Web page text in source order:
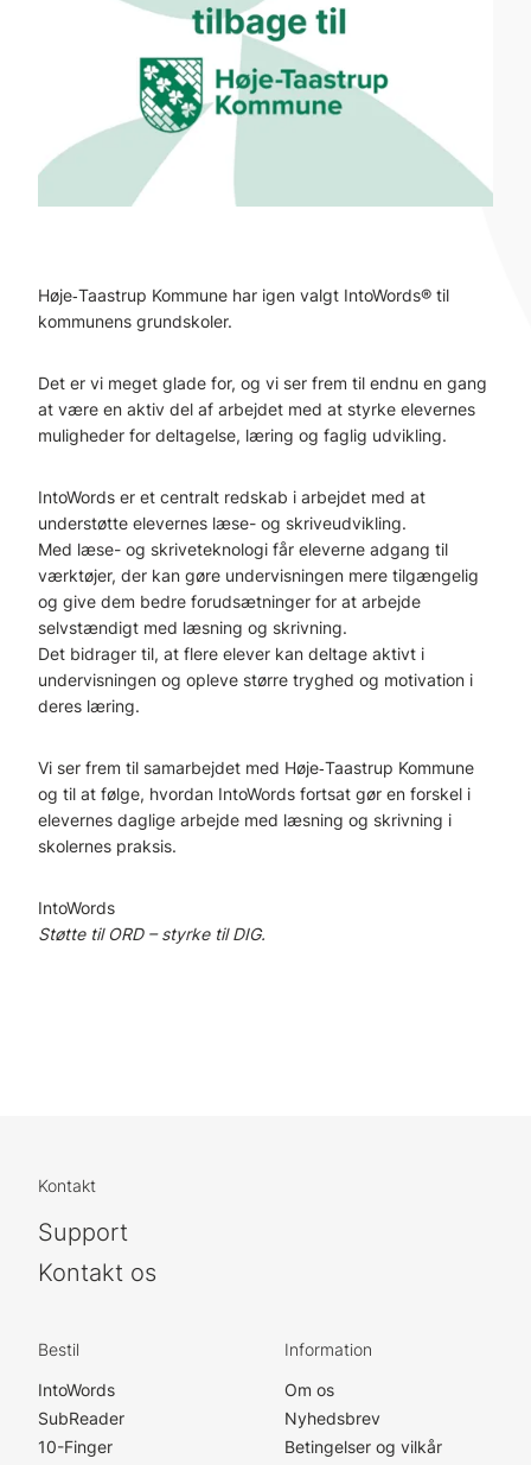
Høje‑Taastrup Kommune har igen valgt IntoWords® til
kommunens grundskoler.
Det er vi meget glade for, og vi ser frem til endnu en gang
at være en aktiv del af arbejdet med at styrke elevernes
muligheder for deltagelse, læring og faglig udvikling.
IntoWords er et centralt redskab i arbejdet med at
understøtte elevernes læse- og skriveudvikling.
Med læse- og skriveteknologi får eleverne adgang til
værktøjer, der kan gøre undervisningen mere tilgængelig
og give dem bedre forudsætninger for at arbejde
selvstændigt med læsning og skrivning.
Det bidrager til, at flere elever kan deltage aktivt i
undervisningen og opleve større tryghed og motivation i
deres læring.
Vi ser frem til samarbejdet med Høje‑Taastrup Kommune
og til at følge, hvordan IntoWords fortsat gør en forskel i
elevernes daglige arbejde med læsning og skrivning i
skolernes praksis.
IntoWords
Støtte til ORD – styrke til DIG.
Kontakt
Support
Kontakt os
Bestil
IntoWords
SubReader
10-Finger
Information
Om os
Nyhedsbrev
Betingelser og vilkår